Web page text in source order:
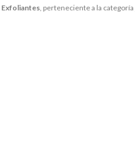
Exfoliantes, perteneciente a la categoría